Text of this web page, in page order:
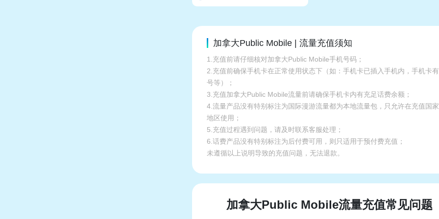
加拿大Public Mobile | 流量充值须知
1.充值前请仔细核对加拿大Public Mobile手机号码；
2.充值前确保手机卡在正常使用状态下（如：手机卡已插入手机内，手机卡
号等）；
3.充值加拿大Public Mobile流量前请确保手机卡内有充足话费余额；
4.流量产品没有特别标注为国际漫游流量都为本地流量包，只允许在充值国
地区使用；
5.充值过程遇到问题，请及时联系客服处理；
6.话费产品没有特别标注为后付费可用，则只适用于预付费充值；
未遵循以上说明导致的充值问题，无法退款。
加拿大Public Mobile流量充值常见问题